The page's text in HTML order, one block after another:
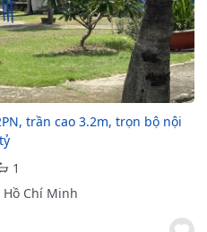
trần cao 3.2m, trọn bộ nội
1
Chí Minh